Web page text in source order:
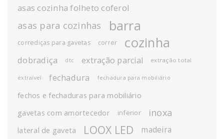
asas cozinha folheto coferol
asas para cozinhas barra
corrediças para gavetas correr cozinha
dobradiça dtc extração parcial extração total
extraível fechadura fechadura para mobiliário
fechos e fechaduras para mobiliário
gavetas com amortecedor
inferior inoxa
lateral de gaveta LOOX LED madeira